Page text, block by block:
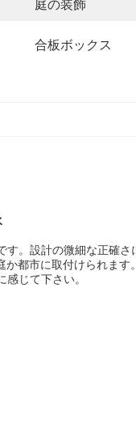
庭の装飾
合板ボックス
。設計の微細な正確
都市に取付けられま
じて下さい。